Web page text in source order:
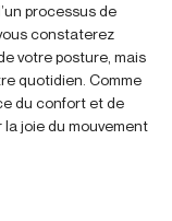
processus de
constaterez
votre posture, mais
quotidien. Comme
du confort et de
joie du mouvement